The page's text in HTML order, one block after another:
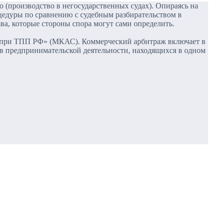
в негосударственных судах). Опираясь на
по сравнению с судебным разбирательством в
которые стороны спора могут сами определить.
при ТПП РФ» (МКАС). Коммерческий арбитраж включает в
предпринимательской деятельности, находящихся в одном